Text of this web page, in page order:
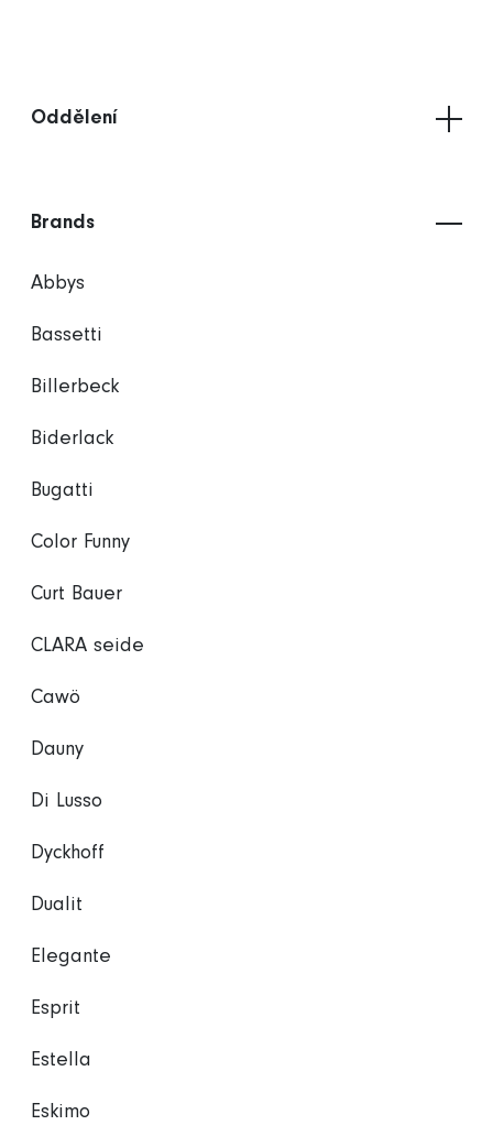
Oddělení
Brands
Abbys
Bassetti
Billerbeck
Biderlack
Bugatti
Color Funny
Curt Bauer
CLARA seide
Cawö
Dauny
Di Lusso
Dyckhoff
Dualit
Elegante
Esprit
Estella
Eskimo